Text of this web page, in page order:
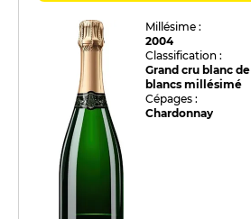
Millésime :
2004
Classification :
Grand cru blanc de
blancs millésimé
Cépages :
Chardonnay